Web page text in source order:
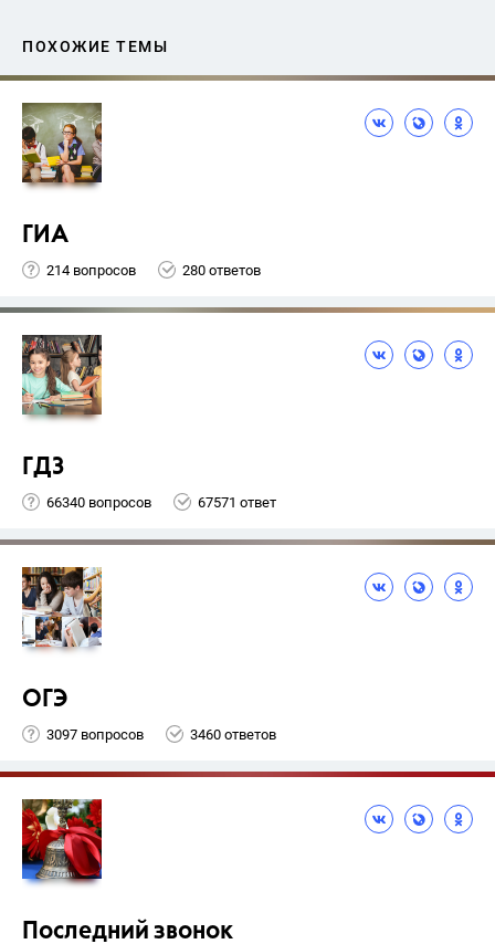
ПОХОЖИЕ ТЕМЫ
ГИА
214 вопросов 280 ответов
ГДЗ
66340 вопросов 67571 ответ
ОГЭ
3097 вопросов 3460 ответов
Последний звонок